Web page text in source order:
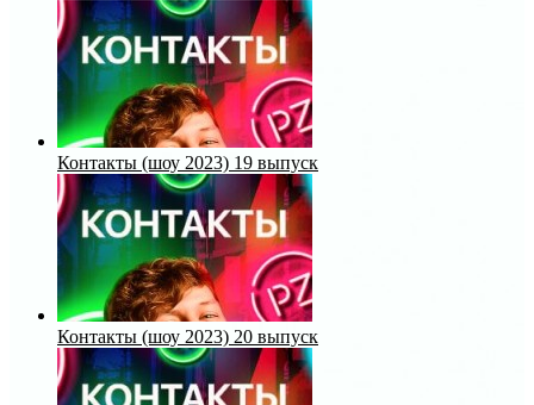
Контакты (шоу 2023) 19 выпуск
Контакты (шоу 2023) 20 выпуск